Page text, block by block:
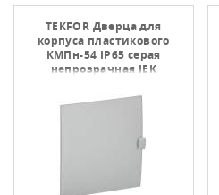
TEKFOR Дверца для
корпуса пластикового
КМПн-54 IP65 серая
непрозрачная IEK